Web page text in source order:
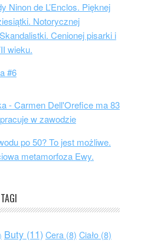
Ninon de L’Enclos. Pięknej
Notorycznej
Cenionej pisarki i
wieku.
#6
- Carmen Dell'Orefice ma 83
w zawodzie
po 50? To jest możliwe.
metamorfoza Ewy.
TAGI
Buty(11) Cera(8) Ciało(8)